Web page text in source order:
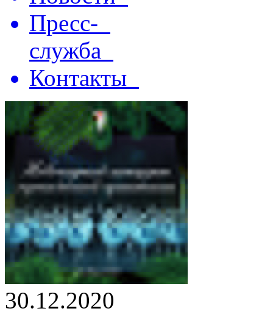
Пресс-
служба
Контакты
30.12.2020